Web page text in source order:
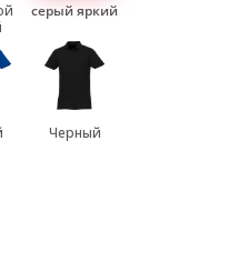
серый яркий
Черный